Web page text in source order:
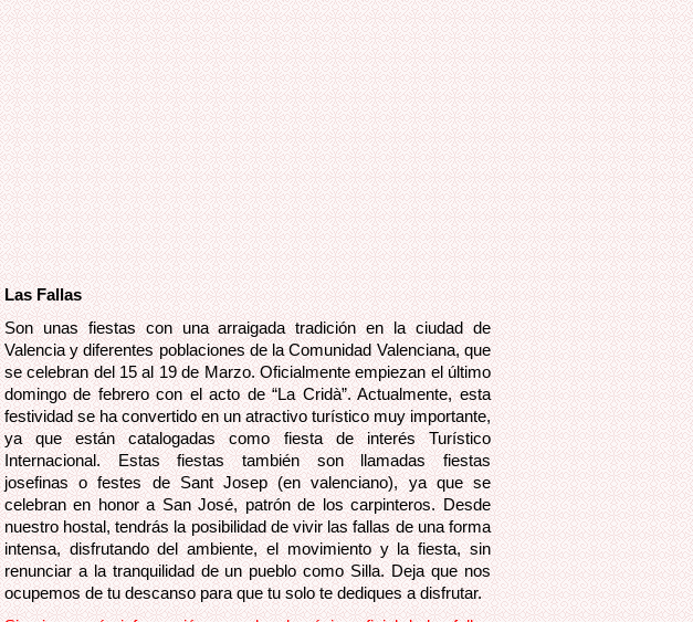
Las Fallas
Son unas fiestas con una arraigada tradición en la ciudad de
Valencia y diferentes poblaciones de la Comunidad Valenciana, que
se celebran del 15 al 19 de Marzo. Oficialmente empiezan el último
domingo de febrero con el acto de “La Cridà”. Actualmente, esta
festividad se ha convertido en un atractivo turístico muy importante,
ya que están catalogadas como fiesta de interés Turístico
Internacional. Estas fiestas también son llamadas fiestas
josefinas o festes de Sant Josep (en valenciano), ya que se
celebran en honor a San José, patrón de los carpinteros. Desde
nuestro hostal, tendrás la posibilidad de vivir las fallas de una forma
intensa, disfrutando del ambiente, el movimiento y la fiesta, sin
renunciar a la tranquilidad de un pueblo como Silla. Deja que nos
ocupemos de tu descanso para que tu solo te dediques a disfrutar.